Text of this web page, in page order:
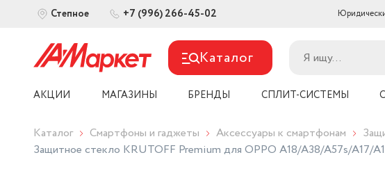
Степное +7 (996) 266-45-02
Каталог
АКЦИИ МАГАЗИНЫ БРЕНДЫ СПЛИТ-СИСТЕМЫ
Каталог Смартфоны и гаджеты Аксессуары к смартфонам
Защитное стекло KRUTOFF Premium для OPPO A18/A38/A57s/A17/